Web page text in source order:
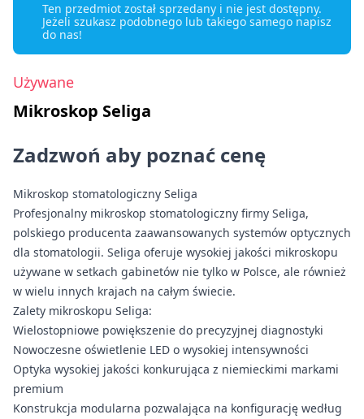
Ten przedmiot został sprzedany i nie jest dostępny.
Jeżeli szukasz podobnego lub takiego samego napisz
do nas!
Używane
Mikroskop Seliga
Zadzwoń aby poznać cenę
Mikroskop stomatologiczny Seliga
Profesjonalny mikroskop stomatologiczny firmy Seliga,
polskiego producenta zaawansowanych systemów optycznych
dla stomatologii. Seliga oferuje wysokiej jakości mikroskopu
używane w setkach gabinetów nie tylko w Polsce, ale również
w wielu innych krajach na całym świecie.
Zalety mikroskopu Seliga:
Wielostopniowe powiększenie do precyzyjnej diagnostyki
Nowoczesne oświetlenie LED o wysokiej intensywności
Optyka wysokiej jakości konkurująca z niemieckimi markami
premium
Konstrukcja modularna pozwalająca na konfigurację według